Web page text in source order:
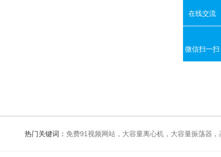
热门关键词： 免费91视频网站，大容量离心机，大容量振荡器，高速冷冻离心机，生化、光照、振荡培养箱，磁力搅拌器，
在线交流
微信扫一扫